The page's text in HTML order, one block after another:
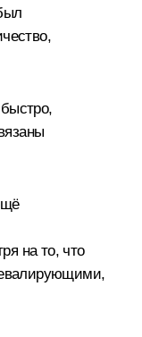
на то, что